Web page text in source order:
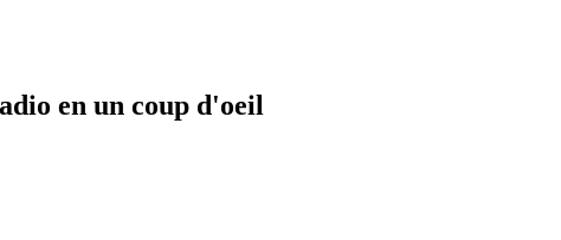
en un coup d'oeil